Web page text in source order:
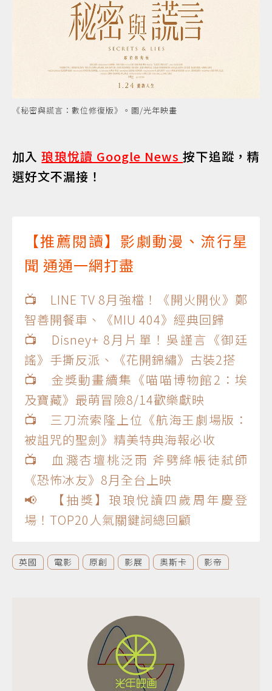
《秘密與謊言：數位修復版》。圖/光年映畫
加入琅琅悅讀 Google News按下追蹤，精
選好文不漏接！
【推薦閱讀】影劇動漫、流行星
聞 通通一網打盡
📺 LINE TV 8月強檔！《開火開伙》鄭
智善開餐車、《MIU 404》經典回歸
📺 Disney+ 8月片單！吳謹言《御廷
謠》手撕反派、《花開錦繡》古裝2搭
📺 金獎動畫續集《喵喵博物館2：埃
及寶藏》最萌冒險8/14歡樂獻映
📺 三刀流索隆上位《航海王劇場版：
被詛咒的聖劍》精美特典海報必收
📺 血濺杏壇桃泛雨 斧劈絳帳徒弒師
《恐怖冰友》8月全台上映
📢 【抽獎】琅琅悅讀四歲周年慶登
場！TOP20人氣關鍵詞總回顧
英國 電影 原創 影展 奧斯卡 影帝